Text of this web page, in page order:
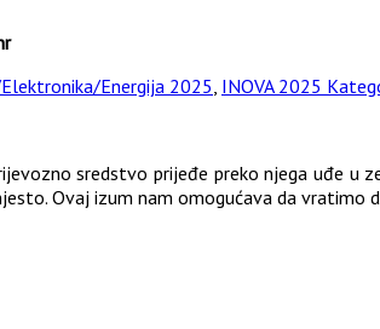
Energija 2025, INOVA 2025
sredstvo prijeđe preko njega uđe
Ovaj izum nam omogućava da